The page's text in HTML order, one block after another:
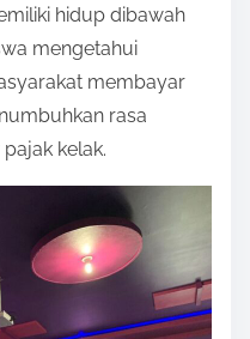
hidup dibawah
mengetahui
membayar
rasa
kelak.